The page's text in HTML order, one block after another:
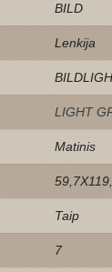
BILD
Lenkija
LIGHT
Matinis
Taip
7